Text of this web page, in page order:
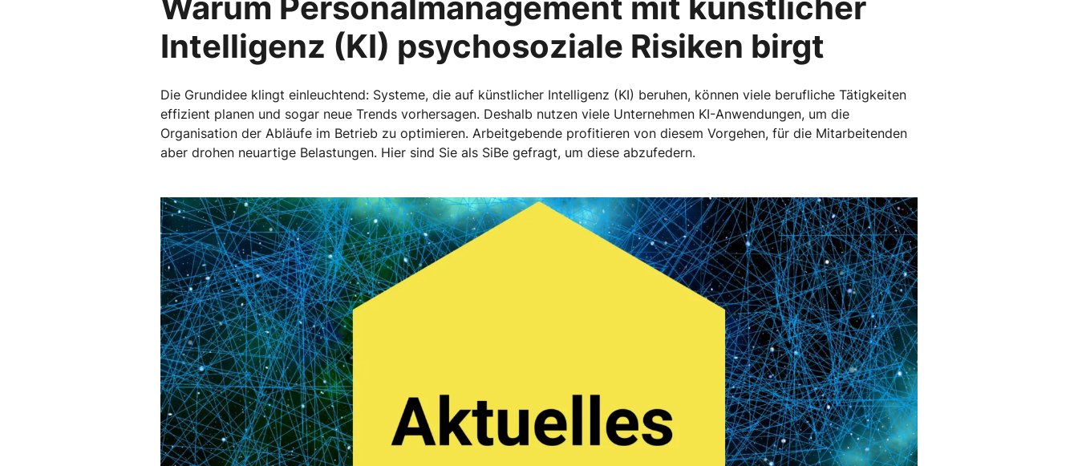
Intelligenz (KI) psychosoziale Risiken birgt
Die Grundidee klingt einleuchtend: Systeme, die auf künstlicher Intelligenz (KI) beruhen, können viele berufliche Tätigkeiten
effizient planen und sogar neue Trends vorhersagen. Deshalb nutzen viele Unternehmen KI-Anwendungen, um die
Organisation der Abläufe im Betrieb zu optimieren. Arbeitgebende profitieren von diesem Vorgehen, für die Mitarbeitenden
aber drohen neuartige Belastungen. Hier sind Sie als SiBe gefragt, um diese abzufedern.